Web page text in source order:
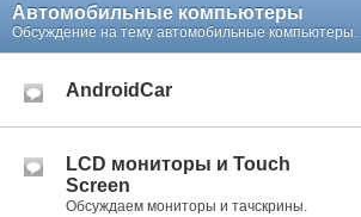
Автомобильные компьютеры
Обсуждение на тему автомобильные компьютеры.
AndroidCar
LCD мониторы и Touch
Screen
Обсуждаем мониторы и тачскрины.